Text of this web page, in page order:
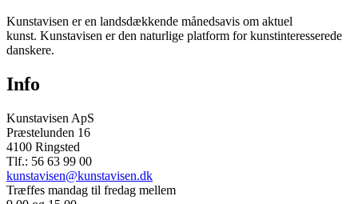
Kunstavisen er en landsdækkende månedsavis om aktuel
kunst. Kunstavisen er den naturlige platform for kunstinteresserede
danskere.
Info
Kunstavisen ApS
Præstelunden 16
4100 Ringsted
Tlf.: 56 63 99 00
kunstavisen@kunstavisen.dk
Træffes mandag til fredag mellem